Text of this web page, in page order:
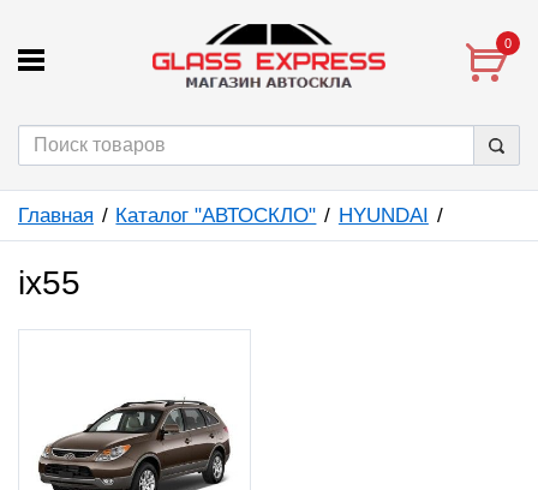
0
Главная Каталог "АВТОСКЛО" HYUNDAI
ix55